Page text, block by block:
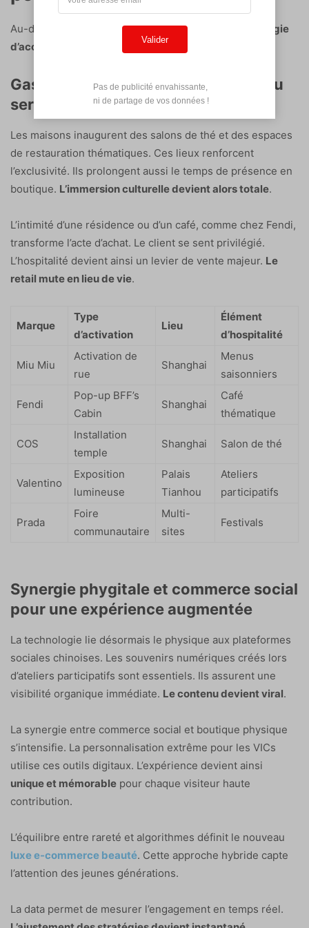
Au-delà du spectacle visuel, c’est une véritable
stratégie
d’accueil et d’exclusivité qui se déploie pour fidéliser
Gastronomie et design résidentiel au
service du retail physique
Les maisons inaugurent des salons de thé et des espaces
de restauration thématiques. Ces lieux renforcent
l’exclusivité. Ils prolongent aussi le temps de présence en
boutique. L’immersion culturelle devient alors totale.
L’intimité d’une résidence ou d’un café, comme chez Fendi,
transforme l’acte d’achat. Le client se sent privilégié.
L’hospitalité devient ainsi un levier de vente majeur. Le
retail mute en lieu de vie.
Marque
Type
d’activation
Lieu
Élément
d’hospitalité
Miu Miu
Activation de
rue
Shanghai
Menus
saisonniers
Fendi
Pop-up BFF’s
Cabin
Shanghai
Café
thématique
COS
Installation
temple
Shanghai Salon de thé
Valentino
Exposition
lumineuse
Palais
Tianhou
Ateliers
participatifs
Prada
Foire
communautaire
Multi-
sites
Festivals
Synergie phygitale et commerce social
pour une expérience augmentée
La technologie lie désormais le physique aux plateformes
sociales chinoises. Les souvenirs numériques créés lors
d’ateliers participatifs sont essentiels. Ils assurent une
visibilité organique immédiate. Le contenu devient viral.
La synergie entre commerce social et boutique physique
s’intensifie. La personnalisation extrême pour les VICs
utilise ces outils digitaux. L’expérience devient ainsi
unique et mémorable pour chaque visiteur haute
contribution.
L’équilibre entre rareté et algorithmes définit le nouveau
luxe e-commerce beauté. Cette approche hybride capte
l’attention des jeunes générations.
La data permet de mesurer l’engagement en temps réel.
Valider
Pas de publicité envahissante,
ni de partage de vos données !